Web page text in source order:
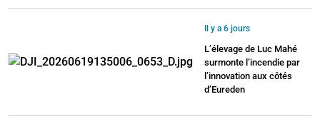
Il y a 6 jours
L’élevage de Luc Mahé
surmonte l’incendie par
l’innovation aux côtés
d’Eureden